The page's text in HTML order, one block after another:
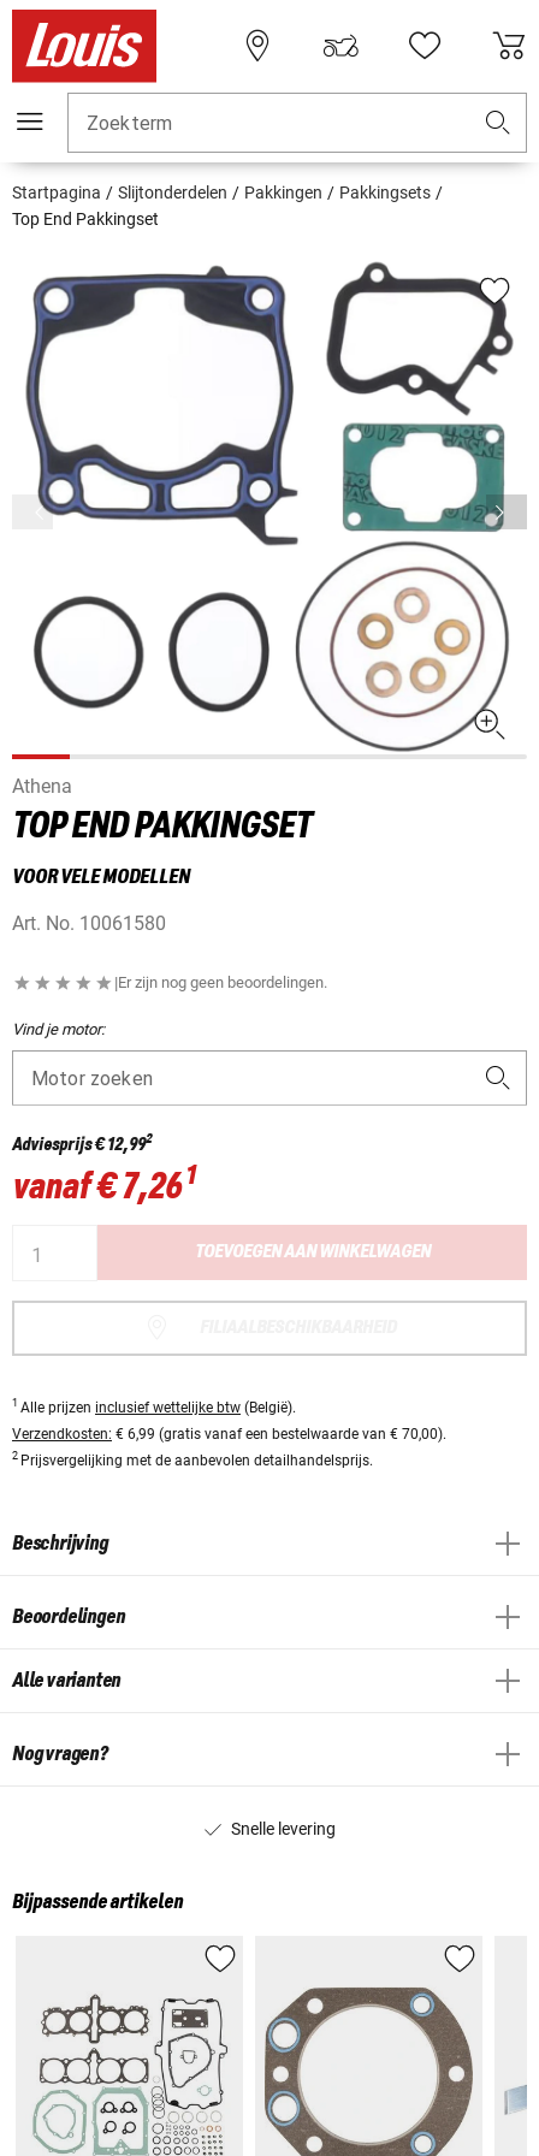
Zoekterm
Startpagina Slijtonderdelen Pakkingen
Pakkingsets
Top End Pakkingset
Athena
TOP END PAKKINGSET
VOOR VELE MODELLEN
Art. No. 10061580
|Er zijn nog geen beoordelingen.
Vind je motor:
Motor zoeken
Adviesprijs€ 12,992
vanaf€ 7,26 1
TOEVOEGEN AAN WINKELWAGEN
1 Alle prijzen inclusief wettelijke btw (België).
Verzendkosten: € 6,99 (gratis vanaf een bestelwaarde van € 70,00).
2 Prijsvergelijking met de aanbevolen detailhandelsprijs.
Beschrijving
Beoordelingen
Alle varianten
Nog vragen?
Snelle levering
Bijpassende artikelen